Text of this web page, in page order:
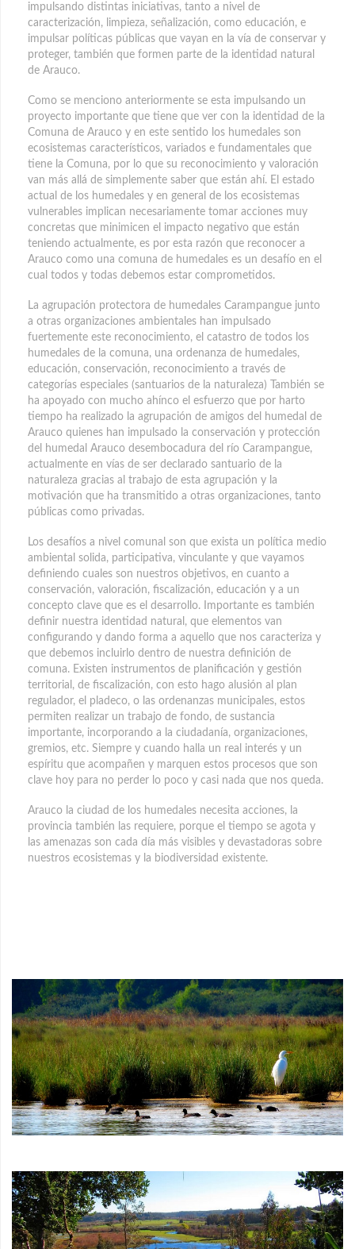
impulsando distintas iniciativas, tanto a nivel de
caracterización, limpieza, señalización, como educación, e
impulsar políticas públicas que vayan en la vía de conservar y
proteger, también que formen parte de la identidad natural
de Arauco.
Como se menciono anteriormente se esta impulsando un
proyecto importante que tiene que ver con la identidad de la
Comuna de Arauco y en este sentido los humedales son
ecosistemas característicos, variados e fundamentales que
tiene la Comuna, por lo que su reconocimiento y valoración
van más allá de simplemente saber que están ahí. El estado
actual de los humedales y en general de los ecosistemas
vulnerables implican necesariamente tomar acciones muy
concretas que minimicen el impacto negativo que están
teniendo actualmente, es por esta razón que reconocer a
Arauco como una comuna de humedales es un desafío en el
cual todos y todas debemos estar comprometidos.
La agrupación protectora de humedales Carampangue junto
a otras organizaciones ambientales han impulsado
fuertemente este reconocimiento, el catastro de todos los
humedales de la comuna, una ordenanza de humedales,
educación, conservación, reconocimiento a través de
categorías especiales (santuarios de la naturaleza) También se
ha apoyado con mucho ahínco el esfuerzo que por harto
tiempo ha realizado la agrupación de amigos del humedal de
Arauco quienes han impulsado la conservación y protección
del humedal Arauco desembocadura del río Carampangue,
actualmente en vías de ser declarado santuario de la
naturaleza gracias al trabajo de esta agrupación y la
motivación que ha transmitido a otras organizaciones, tanto
públicas como privadas.
Los desafíos a nivel comunal son que exista un política medio
ambiental solida, participativa, vinculante y que vayamos
definiendo cuales son nuestros objetivos, en cuanto a
conservación, valoración, fiscalización, educación y a un
concepto clave que es el desarrollo. Importante es también
definir nuestra identidad natural, que elementos van
configurando y dando forma a aquello que nos caracteriza y
que debemos incluirlo dentro de nuestra definición de
comuna. Existen instrumentos de planificación y gestión
territorial, de fiscalización, con esto hago alusión al plan
regulador, el pladeco, o las ordenanzas municipales, estos
permiten realizar un trabajo de fondo, de sustancia
importante, incorporando a la ciudadanía, organizaciones,
gremios, etc. Siempre y cuando halla un real interés y un
espíritu que acompañen y marquen estos procesos que son
clave hoy para no perder lo poco y casi nada que nos queda.
Arauco la ciudad de los humedales necesita acciones, la
provincia también las requiere, porque el tiempo se agota y
las amenazas son cada día más visibles y devastadoras sobre
nuestros ecosistemas y la biodiversidad existente.